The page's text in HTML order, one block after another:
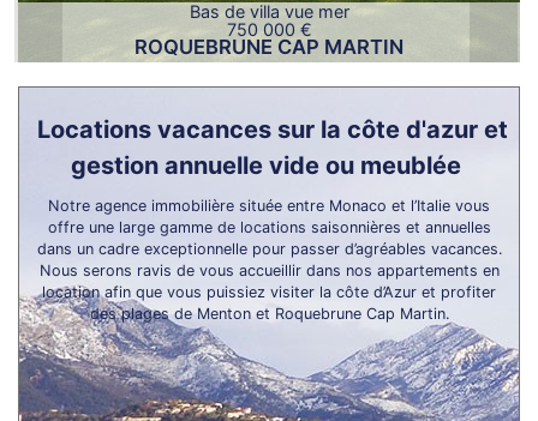
Bas de villa vue mer
750 000 €
ROQUEBRUNE CAP MARTIN
Locations vacances sur la côte d'azur et
gestion annuelle vide ou meublée
Notre agence immobilière située entre Monaco et l’Italie vous
offre une large gamme de locations saisonnières et annuelles
dans un cadre exceptionnelle pour passer d’agréables vacances.
Nous serons ravis de vous accueillir dans nos appartements en
location afin que vous puissiez visiter la côte d’Azur et profiter
des plages de Menton et Roquebrune Cap Martin.